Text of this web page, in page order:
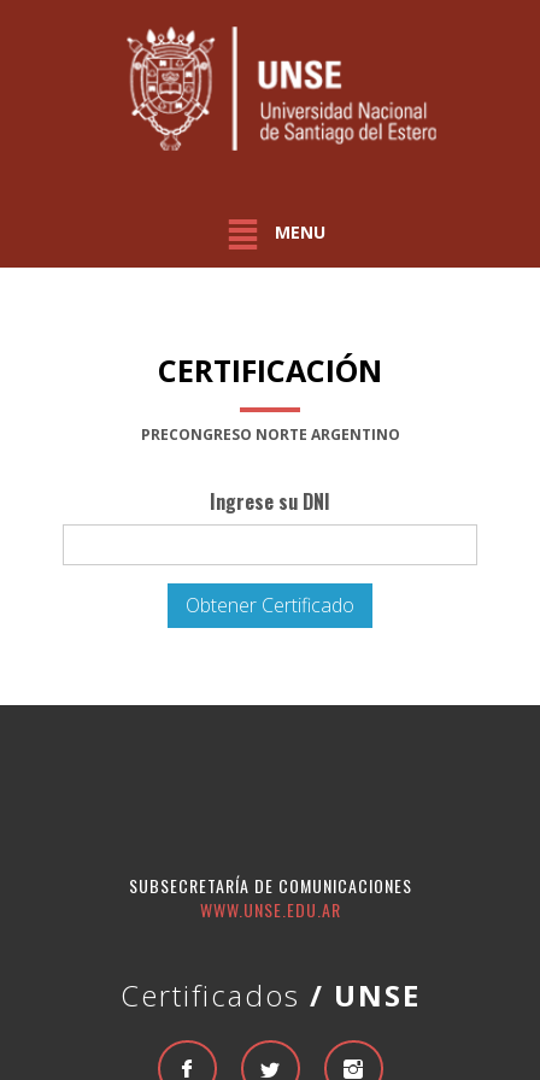
MENU
CERTIFICACIÓN
PRECONGRESO NORTE ARGENTINO
Ingrese su DNI
SUBSECRETARÍA DE COMUNICACIONES
WWW.UNSE.EDU.AR
Certificados / UNSE